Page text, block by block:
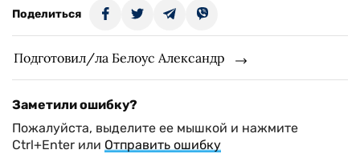
Поделиться
Подготовил/ла Белоус Александр
Заметили ошибку?
Пожалуйста, выделите ее мышкой и нажмите
Ctrl+Enter или Отправить ошибку